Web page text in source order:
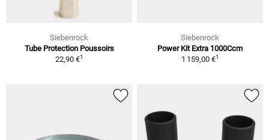
Siebenrock
Tube Protection Poussoirs
22,90 €1
Siebenrock
Power Kit Extra 1000Ccm
1 159,00 €1